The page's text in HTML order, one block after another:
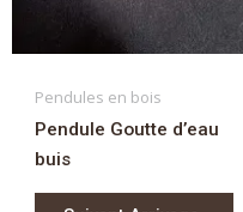
Pendules en bois
Pendule Goutte d’eau
buis